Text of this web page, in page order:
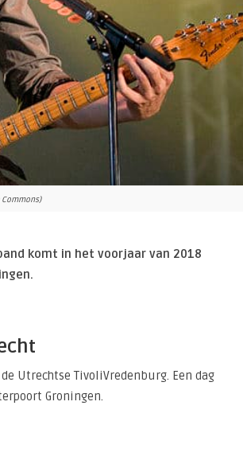
komt in het voorjaar van 2018
Utrechtse TivoliVredenburg. Een dag
Groningen.